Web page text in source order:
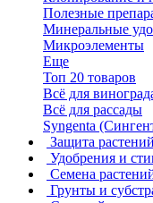
Полезные
Минеральные
Микроэлементы
Еще
Топ 20 товаров
Всё для
Всё для рассады
Syngenta
Защита растений
Удобрения и
Семена
Грунты и